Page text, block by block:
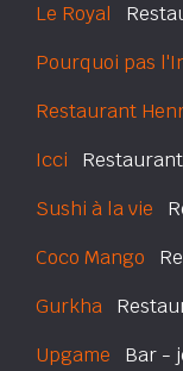
Le Royal
Pourquoi pas
Restaurant
Icci Restaurant
Sushi à la vie
Coco Mango
Gurkha
Upgame Bar -